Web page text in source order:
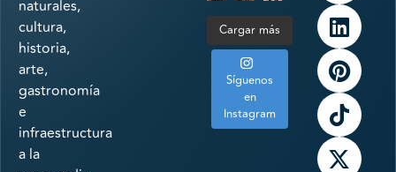
naturales,
cultura,
historia,
arte,
gastronomía
e
infraestructura
a la
Cargar más
Síguenos
en
Instagram